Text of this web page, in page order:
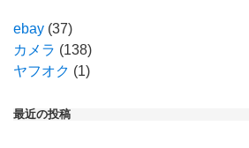
ebay (37)
カメラ (138)
ヤフオク (1)
最近の投稿